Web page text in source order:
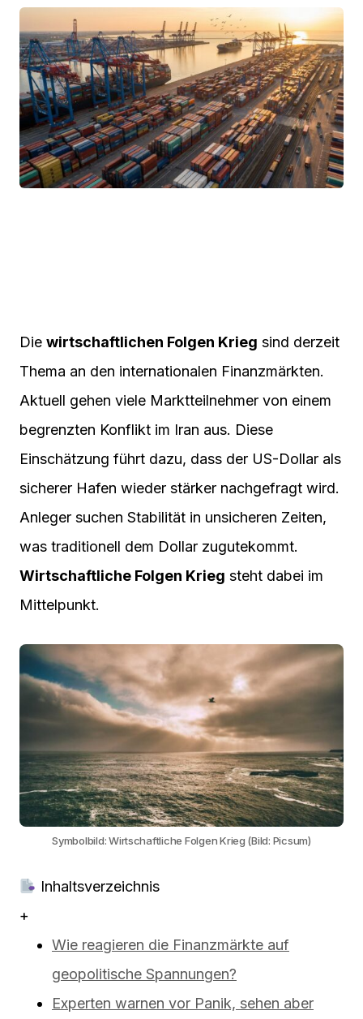
Die wirtschaftlichen Folgen Krieg sind derzeit
Thema an den internationalen Finanzmärkten.
Aktuell gehen viele Marktteilnehmer von einem
begrenzten Konflikt im Iran aus. Diese
Einschätzung führt dazu, dass der US-Dollar als
sicherer Hafen wieder stärker nachgefragt wird.
Anleger suchen Stabilität in unsicheren Zeiten,
was traditionell dem Dollar zugutekommt.
Wirtschaftliche Folgen Krieg steht dabei im
Mittelpunkt.
Symbolbild: Wirtschaftliche Folgen Krieg (Bild: Picsum)
Inhaltsverzeichnis
+
Wie reagieren die Finanzmärkte auf
geopolitische Spannungen?
Experten warnen vor Panik, sehen aber